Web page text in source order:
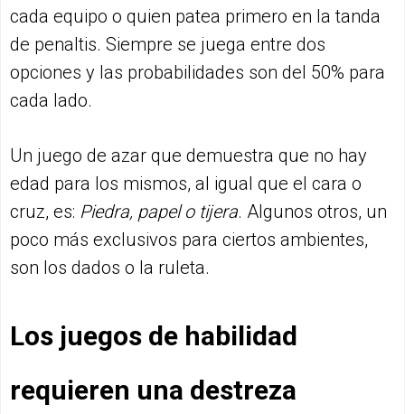
cada equipo o quien patea primero en la tanda
de penaltis. Siempre se juega entre dos
opciones y las probabilidades son del 50% para
cada lado.
Un juego de azar que demuestra que no hay
edad para los mismos, al igual que el cara o
cruz, es: Piedra, papel o tijera. Algunos otros, un
poco más exclusivos para ciertos ambientes,
son los dados o la ruleta.
Los juegos de habilidad
requieren una destreza